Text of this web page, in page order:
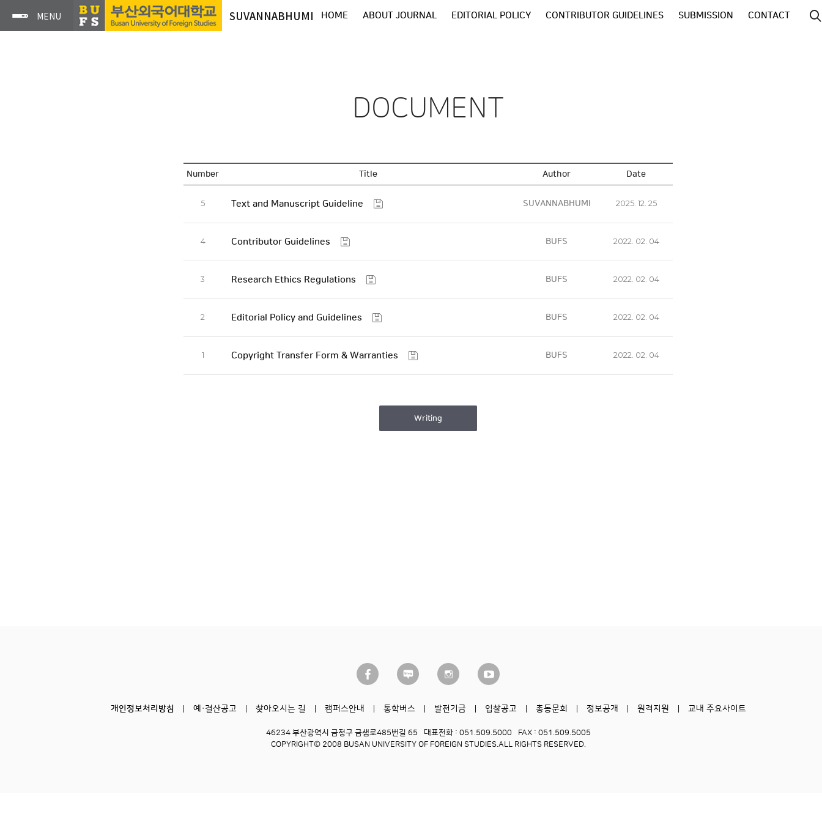
SUVANNABHUMI HOME ABOUT JOURNAL EDITORIAL POLICY CONTRIBUTOR GUIDELINES SUBMISSION CONTACT
DOCUMENT
Number Title Author Date
5 Text and Manuscript Guideline SUVANNABHUMI 2025. 12. 25
4 Contributor Guidelines BUFS 2022. 02. 04
3 Research Ethics Regulations BUFS 2022. 02. 04
2 Editorial Policy and Guidelines BUFS 2022. 02. 04
1 Copyright Transfer Form & Warranties BUFS 2022. 02. 04
Writing
개인정보처리방침 예·결산공고 찾아오시는 길 캠퍼스안내 통학버스 발전기금 입찰공고 총동문회 정보공개 원격지원 교내 주요사이트
46234 부산광역시 금정구 금샘로485번길 65 대표전화 : 051.509.5000
FAX : 051.509.5005
COPYRIGHT© 2008 BUSAN UNIVERSITY OF FOREIGN STUDIES. ALL RIGHTS RESERVED.